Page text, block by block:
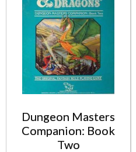
Dungeon Masters
Companion: Book
Two